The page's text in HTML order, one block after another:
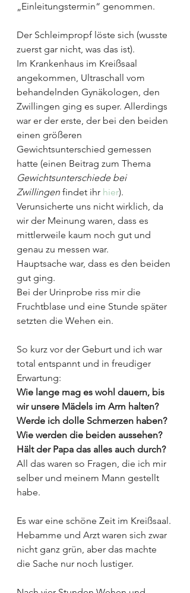
„Einleitungstermin“ genommen.
Der Schleimpropf löste sich (wusste
zuerst gar nicht, was das ist).
Im Krankenhaus im Kreißsaal
angekommen, Ultraschall vom
behandelnden Gynäkologen, den
Zwillingen ging es super. Allerdings
war er der erste, der bei den beiden
einen größeren
Gewichtsunterschied gemessen
hatte (einen Beitrag zum Thema
Gewichtsunterschiede bei
Zwillingen findet ihr hier).
Verunsicherte uns nicht wirklich, da
wir der Meinung waren, dass es
mittlerweile kaum noch gut und
genau zu messen war.
Hauptsache war, dass es den beiden
gut ging.
Bei der Urinprobe riss mir die
Fruchtblase und eine Stunde später
setzten die Wehen ein.
So kurz vor der Geburt und ich war
total entspannt und in freudiger
Erwartung:
Wie lange mag es wohl dauern, bis
wir unsere Mädels im Arm halten?
Werde ich dolle Schmerzen haben?
Wie werden die beiden aussehen?
Hält der Papa das alles auch durch?
All das waren so Fragen, die ich mir
selber und meinem Mann gestellt
habe.
Es war eine schöne Zeit im Kreißsaal.
Hebamme und Arzt waren sich zwar
nicht ganz grün, aber das machte
die Sache nur noch lustiger.